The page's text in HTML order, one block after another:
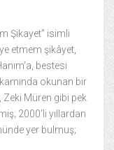
Şikayet” isimli
etmem şikâyet,
bestesi
okunan bir
Müren gibi pek
2000’li yıllardan
yer bulmuş;